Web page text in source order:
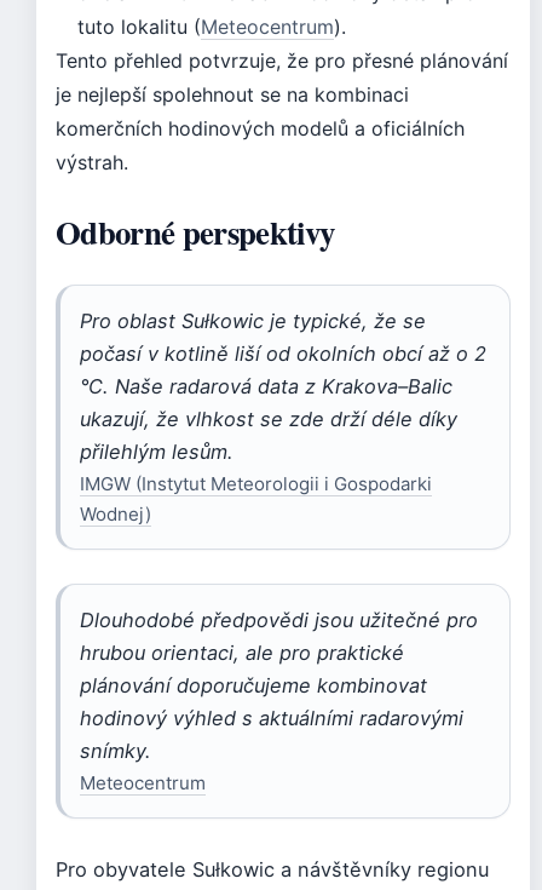
tuto lokalitu (Meteocentrum).
Tento přehled potvrzuje, že pro přesné plánování
je nejlepší spolehnout se na kombinaci
komerčních hodinových modelů a oficiálních
výstrah.
Odborné perspektivy
Pro oblast Sułkowic je typické, že se
počasí v kotlině liší od okolních obcí až o 2
°C. Naše radarová data z Krakova–Balic
ukazují, že vlhkost se zde drží déle díky
přilehlým lesům.
IMGW (Instytut Meteorologii i Gospodarki
Wodnej)
Dlouhodobé předpovědi jsou užitečné pro
hrubou orientaci, ale pro praktické
plánování doporučujeme kombinovat
hodinový výhled s aktuálními radarovými
snímky.
Meteocentrum
Pro obyvatele Sułkowic a návštěvníky regionu